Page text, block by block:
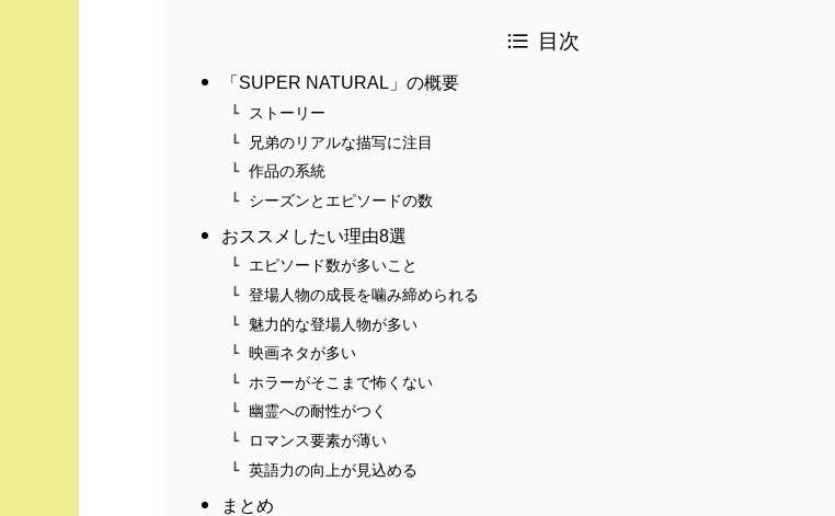
目次
「SUPER NATURAL」の概要
ストーリー
兄弟のリアルな描写に注目
作品の系統
シーズンとエピソードの数
おススメしたい理由8選
エピソード数が多いこと
登場人物の成長を噛み締められる
魅力的な登場人物が多い
映画ネタが多い
ホラーがそこまで怖くない
幽霊への耐性がつく
ロマンス要素が薄い
英語力の向上が見込める
まとめ